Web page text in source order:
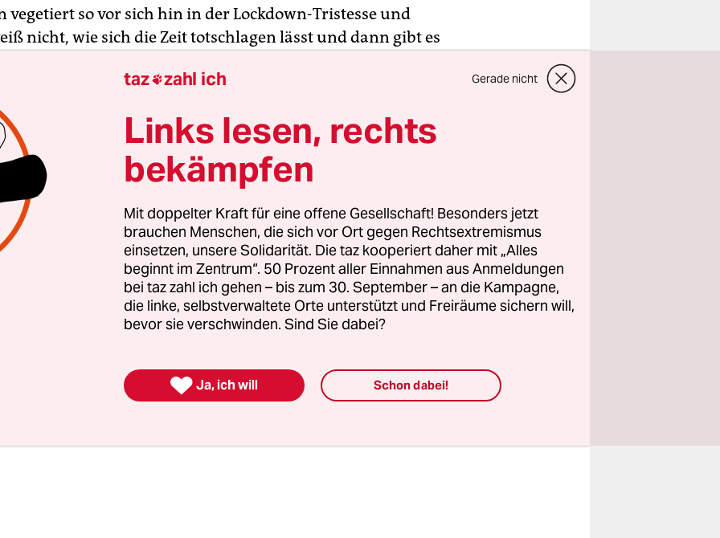
vegetiert so vor sich hin in der Lockdown-Tristesse und
nicht, wie sich die Zeit totschlagen lässt und dann gibt es
Fahrrad-, Mieten-, Querdenkerdemo, es war ja
los an diesem Wochenende. Gerne wäre ich gleich in
am 30. April auf die queer-feministische „Take
Demo gegangen.
ausdrücklich kein Alkohol, keine Fahrräder und keine
erlaubt. Warum eigentlich keine Fahrräder? Cis-Männer
das scheint gerade ein feministischer Retro-Trend zu
mir auch eine Freundin. Eine Zeit lang hat man es mit
etwas zum Besseren zu wenden, jetzt hat man das
Natürlich habe ich den Wunsch der Frauen respektiert
taz zahl ich Gerade nicht
Links lesen, rechts
bekämpfen
Mit doppelter Kraft für eine offene Gesellschaft! Besonders jetzt
brauchen Menschen, die sich vor Ort gegen Rechtsextremismus
einsetzen, unsere Solidarität. Die taz kooperiert daher mit „Alles
beginnt im Zentrum“. 50 Prozent aller Einnahmen aus Anmeldungen
bei taz zahl ich gehen – bis zum 30. September – an die Kampagne,
die linke, selbstverwaltete Orte unterstützt und Freiräume sichern will,
bevor sie verschwinden. Sind Sie dabei?
 Ja, ich will Schon dabei!